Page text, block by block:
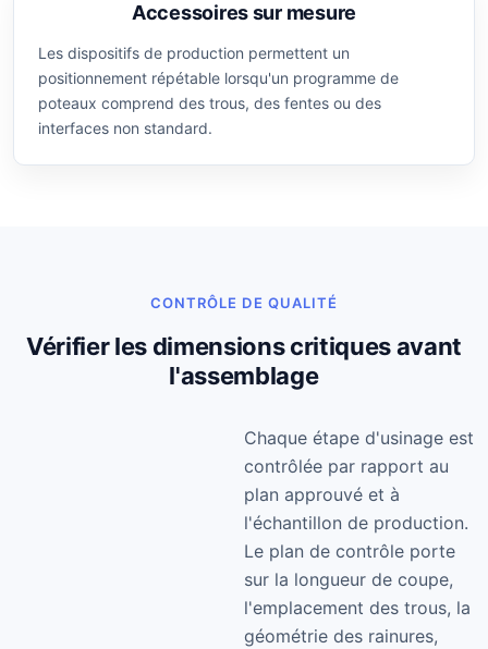
Accessoires sur mesure
Les dispositifs de production permettent un
positionnement répétable lorsqu'un programme de
poteaux comprend des trous, des fentes ou des
interfaces non standard.
CONTRÔLE DE QUALITÉ
Vérifier les dimensions critiques avant
l'assemblage
Chaque étape d'usinage est
contrôlée par rapport au
plan approuvé et à
l'échantillon de production.
Le plan de contrôle porte
sur la longueur de coupe,
l'emplacement des trous, la
géométrie des rainures,